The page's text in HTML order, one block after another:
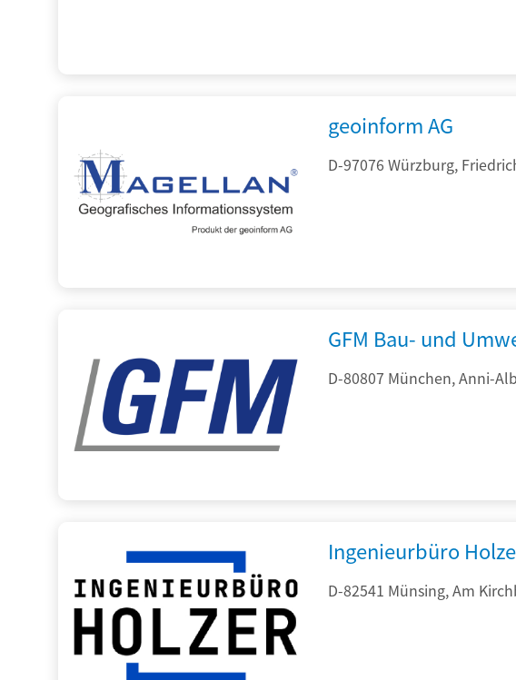
geoinform AG
D-97076 Würzburg,
GFM Bau- und
D-80807 München, Anni-
Ingenieurbüro
D-82541 Münsing, Am